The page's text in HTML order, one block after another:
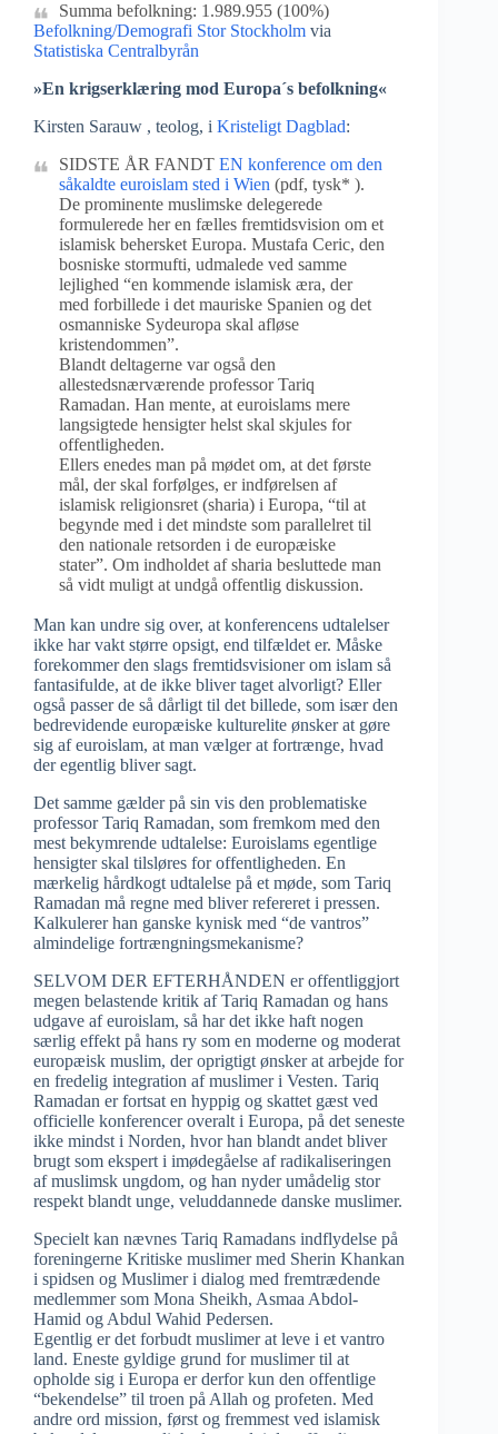
Summa befolkning: 1.989.955 (100%)
Befolkning/Demografi Stor Stockholm via
Statistiska Centralbyrån
»En krigserklæring mod Europa´s befolkning«
Kirsten Sarauw , teolog, i Kristeligt Dagblad:
SIDSTE ÅR FANDT EN konference om den
såkaldte euroislam sted i Wien (pdf, tysk* ).
De prominente muslimske delegerede
formulerede her en fælles fremtidsvision om et
islamisk behersket Europa. Mustafa Ceric, den
bosniske stormufti, udmalede ved samme
lejlighed “en kommende islamisk æra, der
med forbillede i det mauriske Spanien og det
osmanniske Sydeuropa skal afløse
kristendommen”.
Blandt deltagerne var også den
allestedsnærværende professor Tariq
Ramadan. Han mente, at euroislams mere
langsigtede hensigter helst skal skjules for
offentligheden.
Ellers enedes man på mødet om, at det første
mål, der skal forfølges, er indførelsen af
islamisk religionsret (sharia) i Europa, “til at
begynde med i det mindste som parallelret til
den nationale retsorden i de europæiske
stater”. Om indholdet af sharia besluttede man
så vidt muligt at undgå offentlig diskussion.
Man kan undre sig over, at konferencens udtalelser
ikke har vakt større opsigt, end tilfældet er. Måske
forekommer den slags fremtidsvisioner om islam så
fantasifulde, at de ikke bliver taget alvorligt? Eller
også passer de så dårligt til det billede, som især den
bedrevidende europæiske kulturelite ønsker at gøre
sig af euroislam, at man vælger at fortrænge, hvad
der egentlig bliver sagt.
Det samme gælder på sin vis den problematiske
professor Tariq Ramadan, som fremkom med den
mest bekymrende udtalelse: Euroislams egentlige
hensigter skal tilsløres for offentligheden. En
mærkelig hårdkogt udtalelse på et møde, som Tariq
Ramadan må regne med bliver refereret i pressen.
Kalkulerer han ganske kynisk med “de vantros”
almindelige fortrængningsmekanisme?
SELVOM DER EFTERHÅNDEN er offentliggjort
megen belastende kritik af Tariq Ramadan og hans
udgave af euroislam, så har det ikke haft nogen
særlig effekt på hans ry som en moderne og moderat
europæisk muslim, der oprigtigt ønsker at arbejde for
en fredelig integration af muslimer i Vesten. Tariq
Ramadan er fortsat en hyppig og skattet gæst ved
officielle konferencer overalt i Europa, på det seneste
ikke mindst i Norden, hvor han blandt andet bliver
brugt som ekspert i imødegåelse af radikaliseringen
af muslimsk ungdom, og han nyder umådelig stor
respekt blandt unge, veluddannede danske muslimer.
Specielt kan nævnes Tariq Ramadans indflydelse på
foreningerne Kritiske muslimer med Sherin Khankan
i spidsen og Muslimer i dialog med fremtrædende
medlemmer som Mona Sheikh, Asmaa Abdol-
Hamid og Abdul Wahid Pedersen.
Egentlig er det forbudt muslimer at leve i et vantro
land. Eneste gyldige grund for muslimer til at
opholde sig i Europa er derfor kun den offentlige
“bekendelse” til troen på Allah og profeten. Med
andre ord mission, først og fremmest ved islamisk